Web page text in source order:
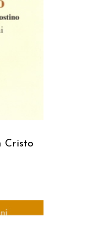
Cristo